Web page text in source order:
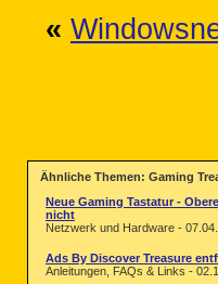
«
Ähnliche Themen: Gaming
Neue Gaming Tastatur -
nicht
Netzwerk und Hardware -
Ads By Discover Treasure
Anleitungen, FAQs & Links -